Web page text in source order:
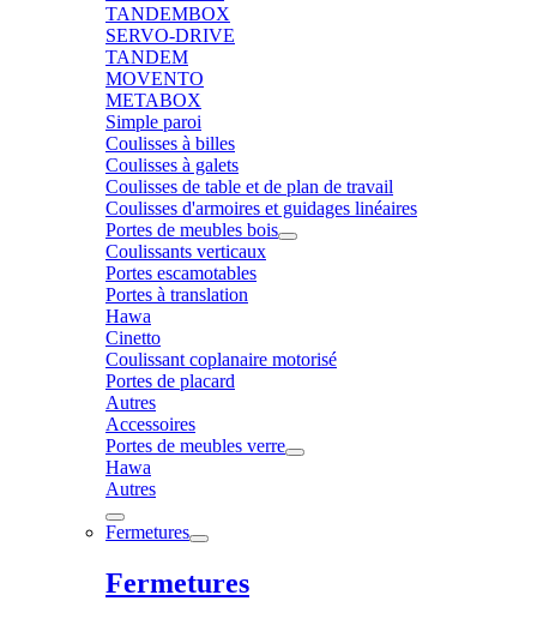
TANDEMBOX
SERVO-DRIVE
TANDEM
MOVENTO
METABOX
Simple paroi
Coulisses à billes
Coulisses à galets
Coulisses de table et de plan de travail
Coulisses d'armoires et guidages linéaires
Portes de meubles bois
Coulissants verticaux
Portes escamotables
Portes à translation
Hawa
Cinetto
Coulissant coplanaire motorisé
Portes de placard
Autres
Accessoires
Portes de meubles verre
Hawa
Autres
Fermetures
Fermetures